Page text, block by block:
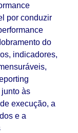
por conduzir
do
indicadores,
às
execução, a
e a